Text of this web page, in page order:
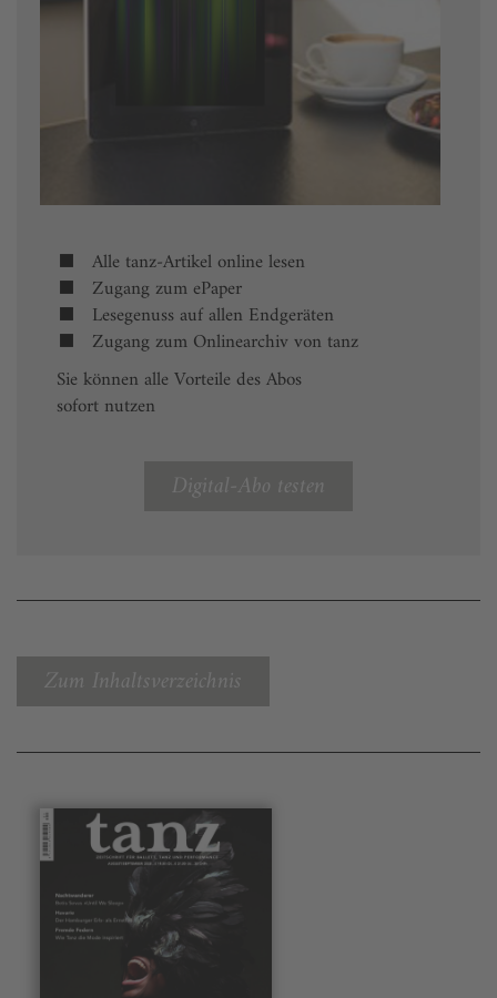
Alle tanz-Artikel online lesen
Zugang zum ePaper
Lesegenuss auf allen Endgeräten
Zugang zum Onlinearchiv von tanz
Sie können alle Vorteile des Abos
sofort nutzen
Digital-Abo testen
Zum Inhaltsverzeichnis